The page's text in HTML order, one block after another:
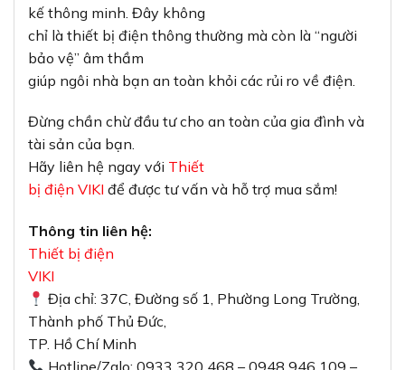
kế thông minh. Đây không
chỉ là thiết bị điện thông thường mà còn là “người
bảo vệ” âm thầm
giúp ngôi nhà bạn an toàn khỏi các rủi ro về điện.
Đừng chần chừ đầu tư cho an toàn của gia đình và
tài sản của bạn.
Hãy liên hệ ngay với Thiết
bị điện VIKI để được tư vấn và hỗ trợ mua sắm!
Thông tin liên hệ:
Thiết bị điện
VIKI
Địa chỉ: 37C, Đường số 1, Phường Long Trường,
Thành phố Thủ Đức,
TP. Hồ Chí Minh